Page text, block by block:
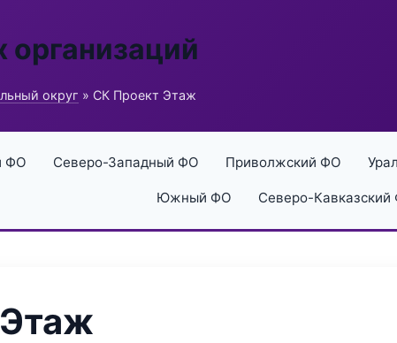
организаций
округ » СК Проект Этаж
ФО Северо-Западный ФО Приволжский ФО
Южный ФО Северо-